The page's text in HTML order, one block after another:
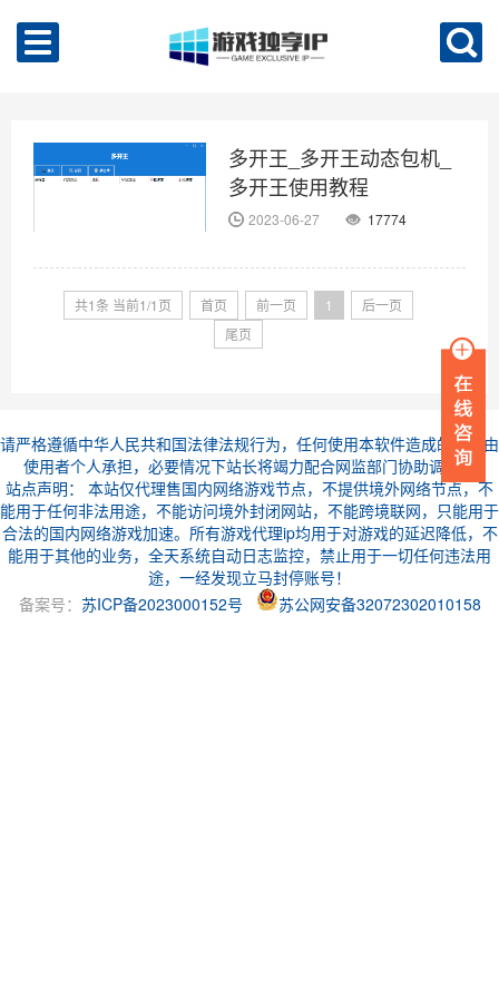
多开王_多开王动态包机_
多开王使用教程
2023-06-27 17774
共1条 当前1/1页 首页 前一页 1
后一页
尾页
请严格遵循中华人民共和国法律法规行为，任何使用本软件造成的后果由
使用者个人承担，必要情况下站长将竭力配合网监部门协助调查。
站点声明： 本站仅代理售国内网络游戏节点，不提供境外网络节点，不
能用于任何非法用途，不能访问境外封闭网站，不能跨境联网，只能用于
合法的国内网络游戏加速。所有游戏代理ip均用于对游戏的延迟降低，不
能用于其他的业务，全天系统自动日志监控，禁止用于一切任何违法用
途，一经发现立马封停账号！
备案号： 苏ICP备2023000152号 苏公网安备32072302010158